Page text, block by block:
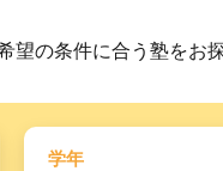
の条件に合う塾をお
学年